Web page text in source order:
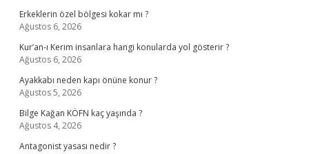
Erkeklerin özel bölgesi kokar mı ?
Ağustos 6, 2026
Kur’an-ı Kerim insanlara hangi konularda yol gösterir ?
Ağustos 6, 2026
Ayakkabı neden kapı önüne konur ?
Ağustos 5, 2026
Bilge Kağan KÖFN kaç yaşında ?
Ağustos 4, 2026
Antagonist yasası nedir ?